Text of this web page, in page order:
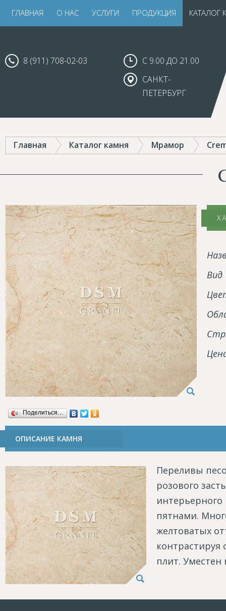
ГЛАВНАЯ О НАС УСЛУГИ ПРОДУКЦИЯ КАТАЛОГ
8 (911) 708-02-03
С 9.00 ДО 21.00
САНКТ-
ПЕТЕРБУРГ
Главная Каталог камня Мрамор
Вид
Поделиться…
ОПИСАНИЕ КАМНЯ
Переливы
розового
пятнами.
желтоватых
плит. Уместен